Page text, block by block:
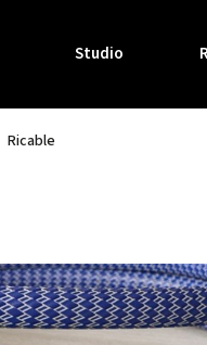
Studio
Ricable